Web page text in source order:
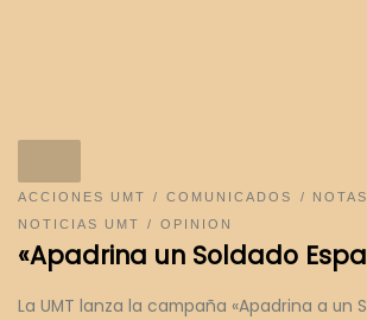
ACCIONES UMT COMUNICADOS
NOTICIAS UMT
OPINION
«Apadrina un Soldado
La UMT lanza la campaña «Apadrina a un